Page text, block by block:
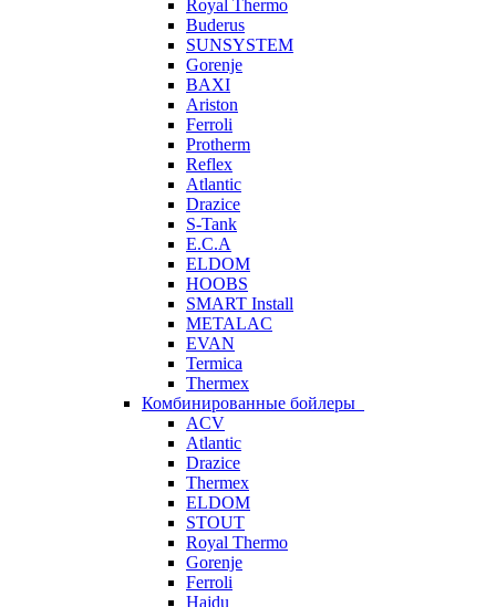
Royal Thermo
Buderus
SUNSYSTEM
Gorenje
BAXI
Ariston
Ferroli
Protherm
Reflex
Atlantic
Drazice
S-Tank
E.C.A
ELDOM
HOOBS
SMART Install
METALAC
EVAN
Termica
Thermex
Комбинированные бойлеры
ACV
Atlantic
Drazice
Thermex
ELDOM
STOUT
Royal Thermo
Gorenje
Ferroli
Hajdu